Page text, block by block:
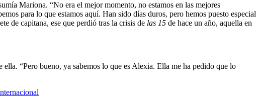
Mariona. “No era el mejor momento, no estamos en las mejores
para lo que estamos aquí. Han sido días duros, pero hemos puesto especial
de capitana, ese que perdió tras la crisis de las 15 de hace un año, aquella en
“Pero bueno, ya sabemos lo que es Alexia. Ella me ha pedido que lo